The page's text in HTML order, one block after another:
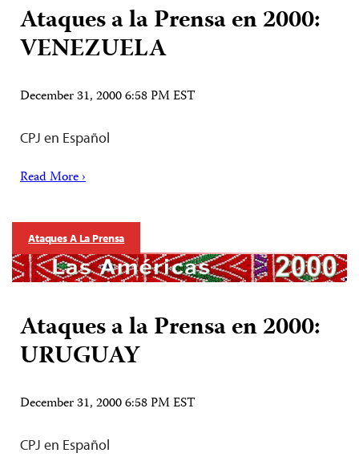
Ataques a la Prensa en 2000:
VENEZUELA
December 31, 2000 6:58 PM EST
CPJ en Español
Read More ›
Ataques A La Prensa
Ataques a la Prensa en 2000:
URUGUAY
December 31, 2000 6:58 PM EST
CPJ en Español